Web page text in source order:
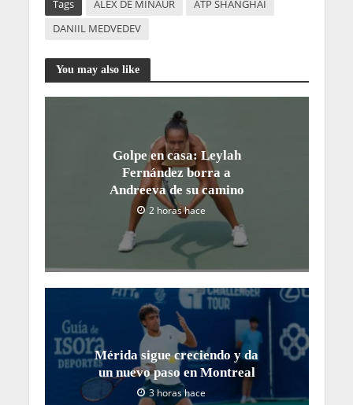
Tags ALEX DE MIÑAUR
ATP SHANGHAI
DANIIL MEDVEDEV
You may also like
Golpe en casa: Leylah
Fernández borra a
Andreeva de su camino
2 horas hace
Mérida sigue creciendo y da
un nuevo paso en Montreal
3 horas hace